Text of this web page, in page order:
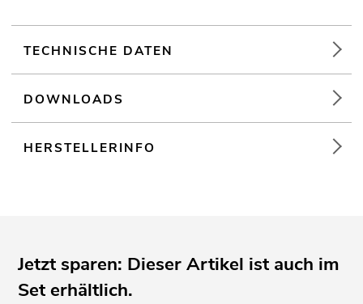
TECHNISCHE DATEN
DOWNLOADS
HERSTELLERINFO
Jetzt sparen: Dieser Artikel ist auch im
Set erhältlich.